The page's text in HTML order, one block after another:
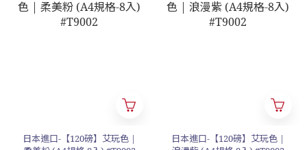
日本進口-【120磅】艾玩色 |
日本進口-【120磅】艾玩色 |